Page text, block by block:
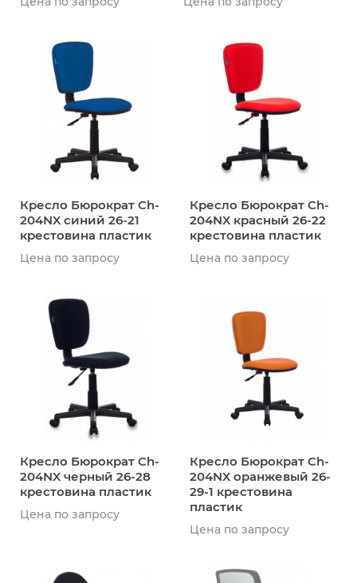
Кресло Бюрократ Ch-
204NX синий 26-21
крестовина пластик
Цена по запросу
Кресло Бюрократ Ch-
204NX красный 26-22
крестовина пластик
Цена по запросу
Кресло Бюрократ Ch-
204NX черный 26-28
крестовина пластик
Цена по запросу
Кресло Бюрократ Ch-
204NX оранжевый 26-
29-1 крестовина
пластик
Цена по запросу